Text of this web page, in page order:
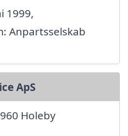
1999,
Anpartsselskab
ApS
Holeby